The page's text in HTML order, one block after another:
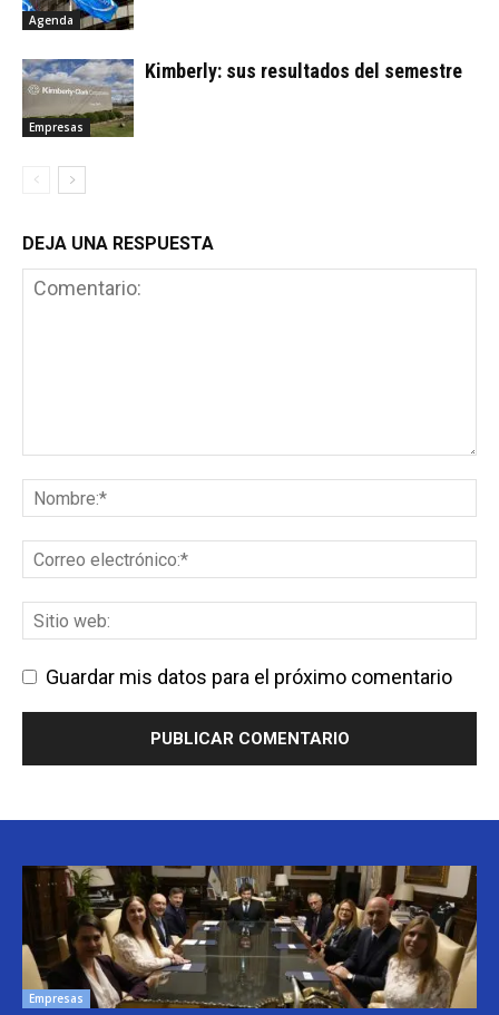
Agenda
Empresas
Kimberly: sus resultados del semestre
DEJA UNA RESPUESTA
Guardar mis datos para el próximo comentario
Empresas